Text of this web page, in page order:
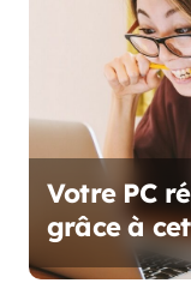
e
l
a
Votre PC
grâce à
Windows !